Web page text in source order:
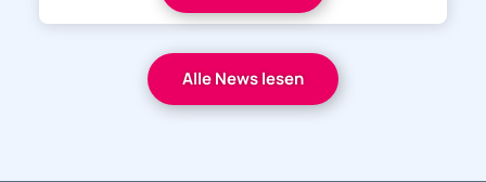
Alle News lesen